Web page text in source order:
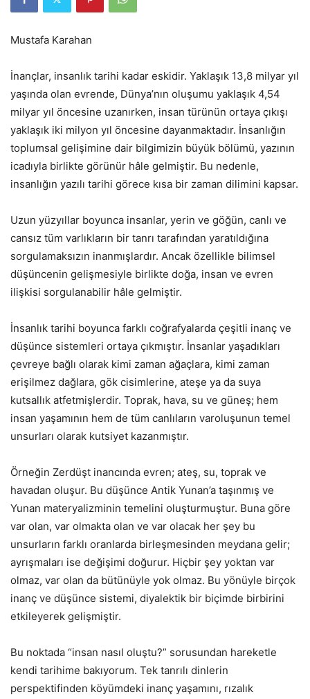
Mustafa Karahan
İnançlar, insanlık tarihi kadar eskidir. Yaklaşık 13,8 milyar yıl
yaşında olan evrende, Dünya’nın oluşumu yaklaşık 4,54
milyar yıl öncesine uzanırken, insan türünün ortaya çıkışı
yaklaşık iki milyon yıl öncesine dayanmaktadır. İnsanlığın
toplumsal gelişimine dair bilgimizin büyük bölümü, yazının
icadıyla birlikte görünür hâle gelmiştir. Bu nedenle,
insanlığın yazılı tarihi görece kısa bir zaman dilimini kapsar.
Uzun yüzyıllar boyunca insanlar, yerin ve göğün, canlı ve
cansız tüm varlıkların bir tanrı tarafından yaratıldığına
sorgulamaksızın inanmışlardır. Ancak özellikle bilimsel
düşüncenin gelişmesiyle birlikte doğa, insan ve evren
ilişkisi sorgulanabilir hâle gelmiştir.
İnsanlık tarihi boyunca farklı coğrafyalarda çeşitli inanç ve
düşünce sistemleri ortaya çıkmıştır. İnsanlar yaşadıkları
çevreye bağlı olarak kimi zaman ağaçlara, kimi zaman
erişilmez dağlara, gök cisimlerine, ateşe ya da suya
kutsallık atfetmişlerdir. Toprak, hava, su ve güneş; hem
insan yaşamının hem de tüm canlıların varoluşunun temel
unsurları olarak kutsiyet kazanmıştır.
Örneğin Zerdüşt inancında evren; ateş, su, toprak ve
havadan oluşur. Bu düşünce Antik Yunan’a taşınmış ve
Yunan materyalizminin temelini oluşturmuştur. Buna göre
var olan, var olmakta olan ve var olacak her şey bu
unsurların farklı oranlarda birleşmesinden meydana gelir;
ayrışmaları ise değişimi doğurur. Hiçbir şey yoktan var
olmaz, var olan da bütünüyle yok olmaz. Bu yönüyle birçok
inanç ve düşünce sistemi, diyalektik bir biçimde birbirini
etkileyerek gelişmiştir.
Bu noktada “insan nasıl oluştu?” sorusundan hareketle
kendi tarihime bakıyorum. Tek tanrılı dinlerin
perspektifinden köyümdeki inanç yaşamını, rızalık